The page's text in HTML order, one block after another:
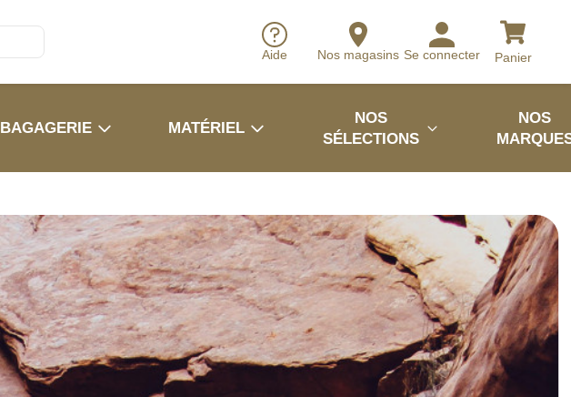
Aide Nos magasins Se connecter Panier
BAGAGERIE MATÉRIEL
NOS
SÉLECTIONS
NOS